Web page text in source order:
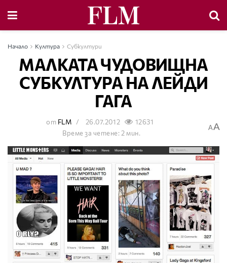
Начало Култура Субкултури
МАЛКАТА ЧУДОВИЩНА
СУБКУЛТУРА НА ЛЕЙДИ
ГАГА
от FLM 26.07.2012
12631
Време за четене: 2 мин.
AA